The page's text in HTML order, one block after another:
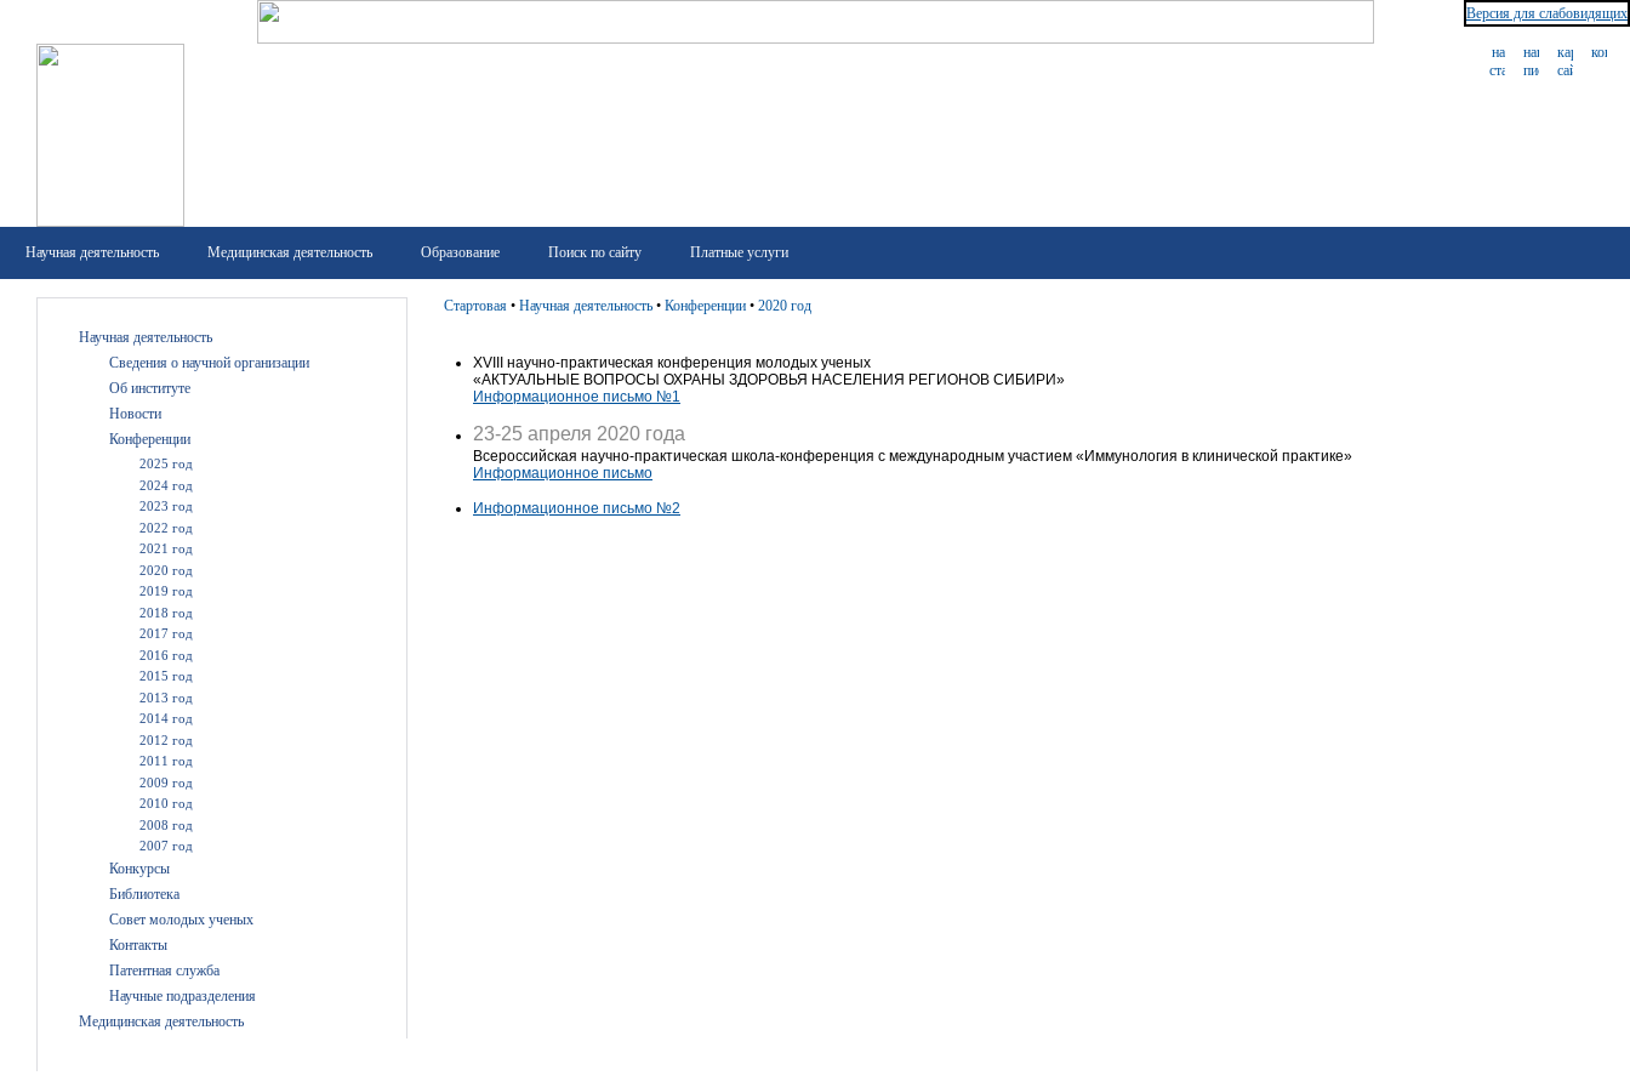
Версия для слабовидящих
Научная деятельность Медицинская деятельность Образование Поиск по сайту Платные услуги
Научная деятельность
Сведения о научной организации
Об институте
Новости
Конференции
2025 год
2024 год
2023 год
2022 год
2021 год
2020 год
2019 год
2018 год
2017 год
2016 год
2015 год
2013 год
2014 год
2012 год
2011 год
2009 год
2010 год
2008 год
2007 год
Конкурсы
Библиотека
Совет молодых ученых
Контакты
Патентная служба
Научные подразделения
Медицинская деятельность
Стартовая • Научная деятельность • Конференции • 2020 год
XVIII научно-практическая конференция молодых ученых
«АКТУАЛЬНЫЕ ВОПРОСЫ ОХРАНЫ ЗДОРОВЬЯ НАСЕЛЕНИЯ РЕГИОНОВ СИБИРИ»
Информационное письмо №1
23-25 апреля 2020 года
Всероссийская научно-практическая школа-конференция с международным участием «Иммунология в клинической практике»
Информационное письмо
Информационное письмо №2